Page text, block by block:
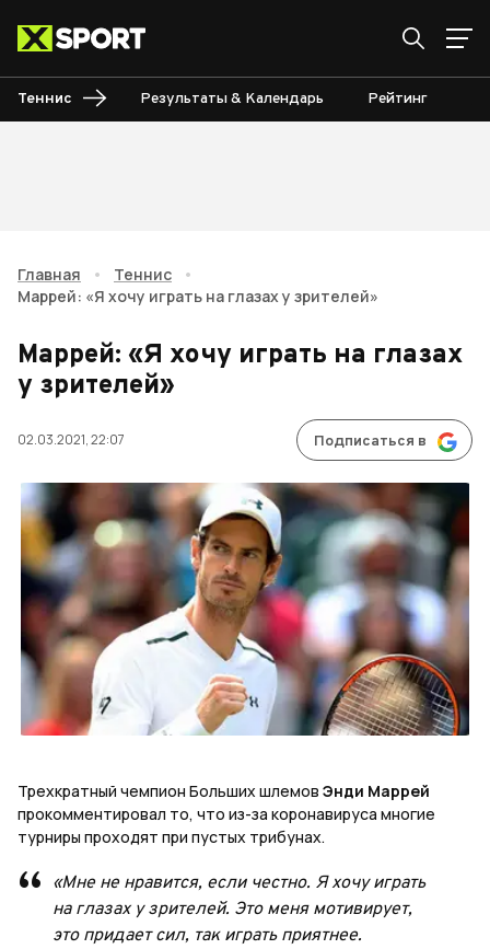
Теннис Результаты & Календарь Рейтинг
Главная • Теннис
•
Маррей: «Я хочу играть на глазах у зрителей»
Маррей: «Я хочу играть на глазах
у зрителей»
02.03.2021, 22:07 Подписаться в
Трехкратный чемпион Больших шлемов Энди Маррей
прокомментировал то, что из-за коронавируса многие
турниры проходят при пустых трибунах.
«Мне не нравится, если честно. Я хочу играть
на глазах у зрителей. Это меня мотивирует,
это придает сил, так играть приятнее.